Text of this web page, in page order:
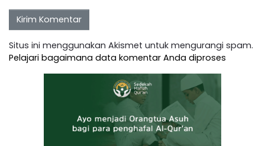
Situs ini menggunakan Akismet untuk mengurangi spam.
Pelajari bagaimana data komentar Anda diproses